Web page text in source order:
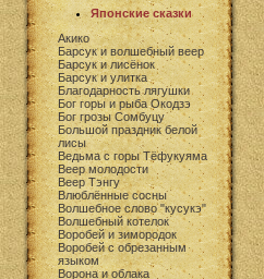
Японские сказки
Акико
Барсук и волшебный веер
Барсук и лисёнок
Барсук и улитка
Благодарность лягушки
Бог горы и рыба Окодзэ
Бог грозы Сомбуцу
Большой праздник белой
лисы
Ведьма с горы Тёфукуяма
Веер молодости
Веер Тэнгу
Влюблённые сосны
Волшебное слово "кусукэ"
Волшебный котелок
Воробей и зимородок
Воробей с обрезанным
языком
Ворона и облака